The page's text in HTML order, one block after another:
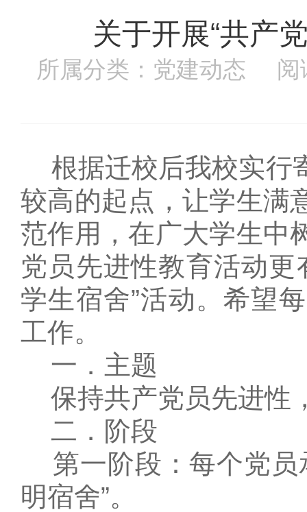
关于开展“共产
所属分类：党建动态
根据迁校后我校实行
较高的起点，让学生满
范作用，在广大学生中
党员先进性教育活动
学生宿舍”活动。希望
工作。
一．主题
保持共产党员先进性
二．阶段
第一阶段：每个党员
明宿舍”。